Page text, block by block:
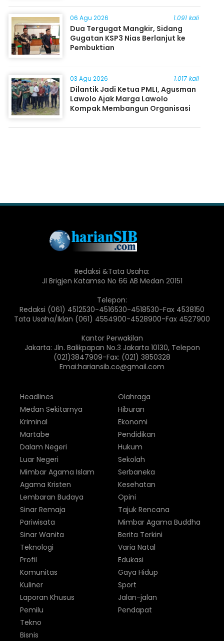
06 Agu 2026 1.091 kali
Dua Tergugat Mangkir, Sidang
Gugatan KSP3 Nias Berlanjut ke
Pembuktian
03 Agu 2026 1.017 kali
Dilantik Jadi Ketua PMLI, Agusman
Lawolo Ajak Marga Lawolo
Kompak Membangun Organisasi
Redaksi &Tata Usaha:
Jl Brigjen Katamso No 66 AB Medan 20151
Telepon:
Redaksi (061) 4512530-4516530-4518530-Fax 4538150
Tata Usaha/Iklan (061) 4554900-4528900-Fax 4527900
Kantor Perwakilan
Jakarta: Jln. Balikpapan No.3 Jakarta 10130, Telepon
(021)3847909-Fax: (021) 3850328
Emai:hariansib.co@gmail.com
Headlines
Medan Sekitarnya
Kriminal
Martabe
Dalam Negeri
Luar Negeri
Olahraga
Hiburan
Ekonomi
Pendidikan
Hukum
Sekolah
Mimbar Agama Islam
Agama Kristen
Lembaran Budaya
Sinar Remaja
Pariwisata
Sinar Wanita
Serbaneka
Kesehatan
Opini
Tajuk Rencana
Mimbar Agama Buddha
Berita Terkini
Teknologi
Profil
Komunitas
Kuliner
Laporan Khusus
Pemilu
Varia Natal
Edukasi
Gaya Hidup
Sport
Jalan-jalan
Pendapat
Tekno
Bisnis